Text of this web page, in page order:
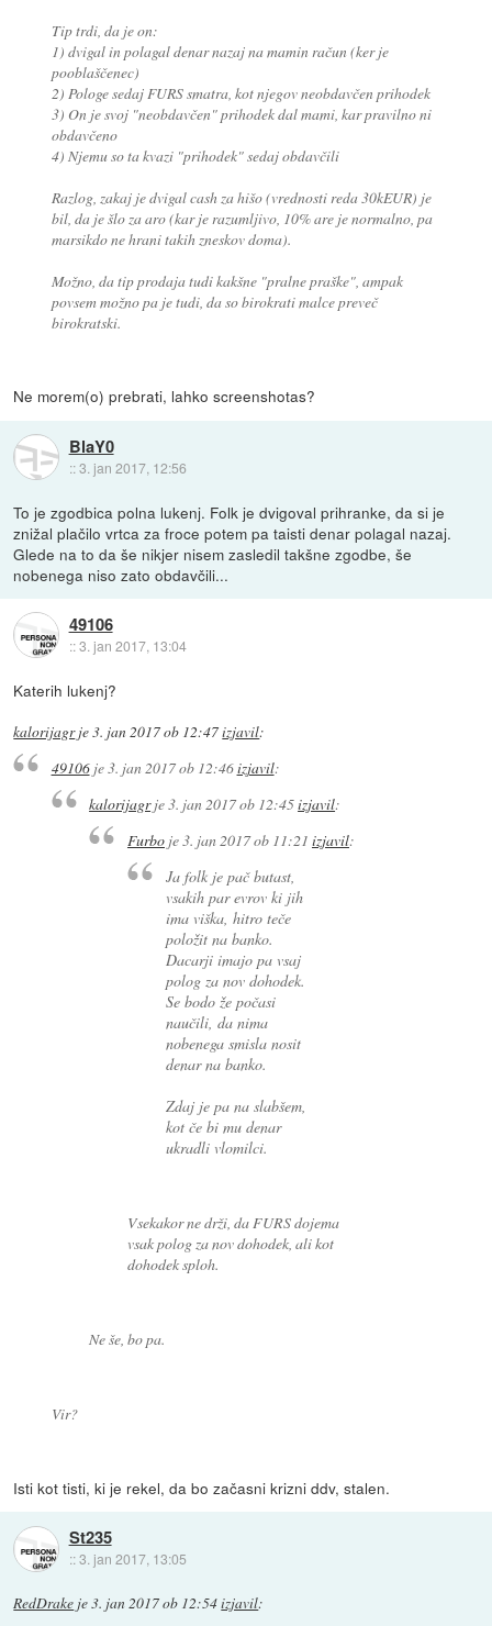
Tip trdi, da je on:
1) dvigal in polagal denar nazaj na mamin račun (ker je
pooblaščenec)
2) Pologe sedaj FURS smatra, kot njegov neobdavčen prihodek
3) On je svoj "neobdavčen" prihodek dal mami, kar pravilno ni
obdavčeno
4) Njemu so ta kvazi "prihodek" sedaj obdavčili
Razlog, zakaj je dvigal cash za hišo (vrednosti reda 30kEUR) je
bil, da je šlo za aro (kar je razumljivo, 10% are je normalno, pa
marsikdo ne hrani takih zneskov doma).
Možno, da tip prodaja tudi kakšne "pralne praške", ampak
povsem možno pa je tudi, da so birokrati malce preveč
birokratski.
Ne morem(o) prebrati, lahko screenshotas?
BlaY0
::3. jan 2017, 12:56
To je zgodbica polna lukenj. Folk je dvigoval prihranke, da si je
znižal plačilo vrtca za froce potem pa taisti denar polagal nazaj.
Glede na to da še nikjer nisem zasledil takšne zgodbe, še
nobenega niso zato obdavčili...
49106
::3. jan 2017, 13:04
Katerih lukenj?
kalorijagrje3. jan 2017 ob 12:47izjavil:
49106je3. jan 2017 ob 12:46izjavil:
kalorijagrje3. jan 2017 ob 12:45izjavil:
Furboje3. jan 2017 ob 11:21 izjavil:
Ja folk je pač butast,
vsakih par evrov ki jih
ima viška, hitro teče
položit na banko.
Dacarji imajo pa vsaj
polog za nov dohodek.
Se bodo že počasi
naučili, da nima
nobenega smisla nosit
denar na banko.
Zdaj je pa na slabšem,
kot če bi mu denar
ukradli vlomilci.
Vsekakor ne drži, da FURS dojema
vsak polog za nov dohodek, ali kot
dohodek sploh.
Ne še, bo pa.
Vir?
Isti kot tisti, ki je rekel, da bo začasni krizni ddv, stalen.
St235
::3. jan 2017, 13:05
RedDrake je3. jan 2017 ob 12:54izjavil: